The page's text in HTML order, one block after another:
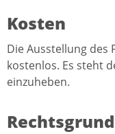
Kosten
Die Ausstellung des
kostenlos. Es steht
einzuheben.